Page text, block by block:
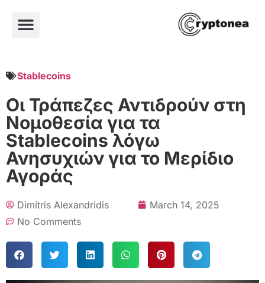
Stablecoins
Οι Τράπεζες Αντιδρούν στη
Νομοθεσία για τα
Stablecoins λόγω
Ανησυχιών για το Μερίδιο
Αγοράς
Dimitris Alexandridis
March 14, 2025
No Comments